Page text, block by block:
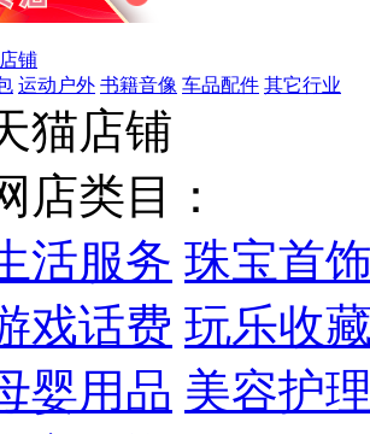
铺
运动户外 书籍音像 车品配件 其它行业
猫店铺
店类目：
活服务 珠宝首
戏话费 玩乐收
婴用品 美容护